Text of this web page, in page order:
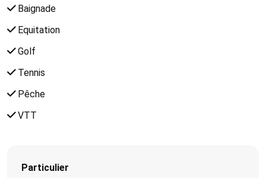
Baignade
Equitation
Golf
Tennis
Pêche
VTT
Particulier